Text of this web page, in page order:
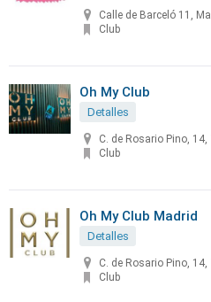
Calle de Barceló 11,
Club
Oh My Club
Detalles
C. de Rosario Pino,
Club
Oh My Club Madrid
Detalles
C. de Rosario Pino,
Club